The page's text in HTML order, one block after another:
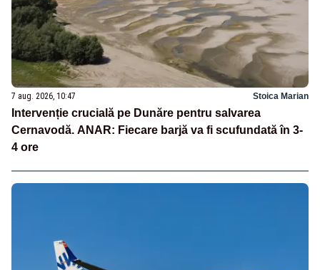
7 aug. 2026, 10:47 Stoica Marian
Intervenție crucială pe Dunăre pentru salvarea
Cernavodă. ANAR: Fiecare barjă va fi scufundată în 3-
4 ore